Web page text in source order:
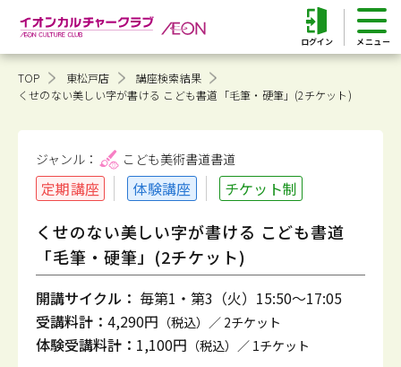
ログイン
TOP 東松戸店
講座検索結果
くせのない美しい字が書ける こども書道「毛筆・硬筆」(2チケット)
ジャンル： こども美術書道書道
定期講座 体験講座 チケット制
くせのない美しい字が書ける こども書道
「毛筆・硬筆」(2チケット)
開講サイクル： 毎第1・第3（火）15:50～17:05
受講料計： 4,290円 （税込）／ 2チケット
体験受講料計： 1,100円 （税込）／ 1チケット